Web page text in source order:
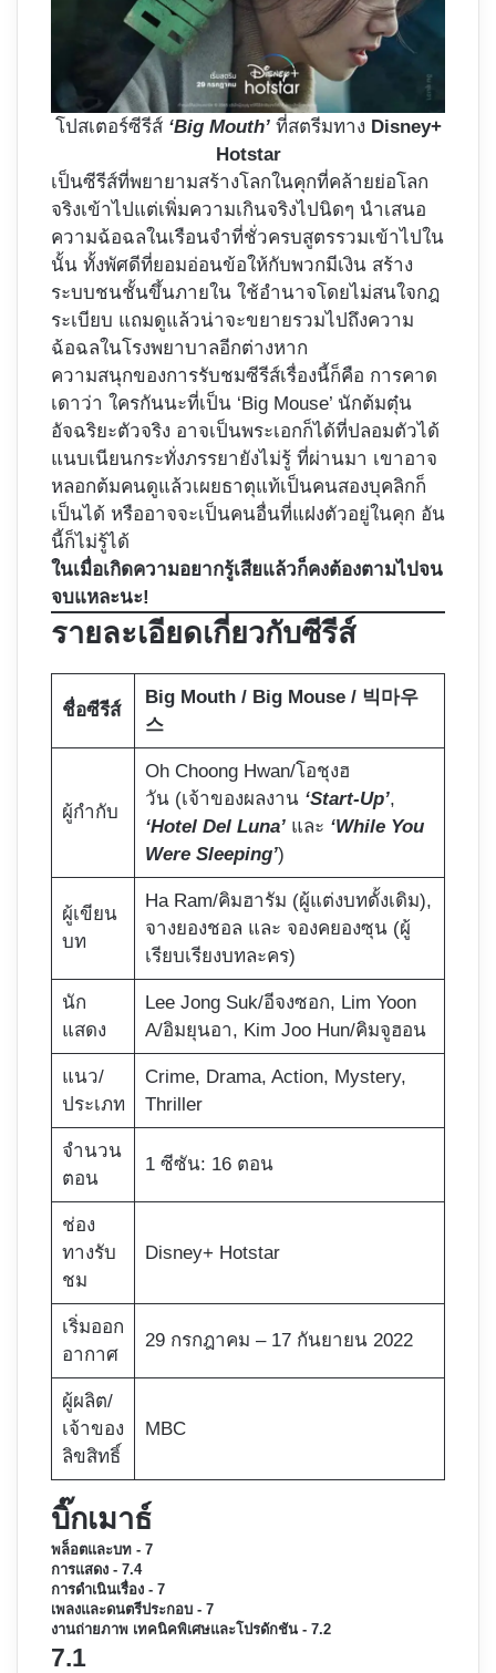
โปสเตอร์ซีรีส์ ‘Big Mouth’ที่สตรีมทาง Disney+
Hotstar
เป็นซีรีส์ที่พยายามสร้างโลกในคุกที่คล้ายย่อโลก
จริงเข้าไปแต่เพิ่มความเกินจริงไปนิดๆ นำเสนอ
ความฉ้อฉลในเรือนจำที่ชั่วครบสูตรรวมเข้าไปใน
นั้น ทั้งพัศดีที่ยอมอ่อนข้อให้กับพวกมีเงิน สร้าง
ระบบชนชั้นขึ้นภายใน ใช้อำนาจโดยไม่สนใจกฎ
ระเบียบ แถมดูแล้วน่าจะขยายรวมไปถึงความ
ฉ้อฉลในโรงพยาบาลอีกต่างหาก
ความสนุกของการรับชมซีรีส์เรื่องนี้ก็คือ การคาด
เดาว่า ใครกันนะที่เป็น ‘Big Mouse’ นักต้มตุ๋น
อัจฉริยะตัวจริง อาจเป็นพระเอกก็ได้ที่ปลอมตัวได้
แนบเนียนกระทั่งภรรยายังไม่รู้ ที่ผ่านมา เขาอาจ
หลอกต้มคนดูแล้วเผยธาตุแท้เป็นคนสองบุคลิกก็
เป็นได้ หรืออาจจะเป็นคนอื่นที่แฝงตัวอยู่ในคุก อัน
นี้ก็ไม่รู้ได้
ในเมื่อเกิดความอยากรู้เสียแล้วก็คงต้องตามไปจน
จบแหละนะ!
รายละเอียดเกี่ยวกับซีรีส์
ชื่อซีรีส์
Big Mouth / Big Mouse / 빅마우
스
ผู้กำกับ
Oh Choong Hwan/โอชุงฮ
วัน(เจ้าของผลงาน ‘Start-Up’,
‘Hotel Del Luna’และ ‘While You
Were Sleeping’)
ผู้เขียน
บท
Ha Ram/คิมฮารัม (ผู้แต่งบทดั้งเดิม),
จางยองชอล และ จองคยองซุน (ผู้
เรียบเรียงบทละคร)
นัก
แสดง
Lee Jong Suk/อีจงซอก, Lim Yoon
A/อิมยุนอา, Kim Joo Hun/คิมจูฮอน
แนว/
ประเภท
Crime, Drama, Action, Mystery,
Thriller
จำนวน
ตอน
1 ซีซัน: 16 ตอน
ช่อง
ทางรับ
ชม
Disney+ Hotstar
เริ่มออก
อากาศ
29 กรกฎาคม – 17 กันยายน 2022
ผู้ผลิต/
เจ้าของ
ลิขสิทธิ์
MBC
บิ๊กเมาธ์
พล็อตและบท - 7
การแสดง - 7.4
การดำเนินเรื่อง - 7
เพลงและดนตรีประกอบ - 7
งานถ่ายภาพ เทคนิคพิเศษและโปรดักชัน - 7.2
7.1